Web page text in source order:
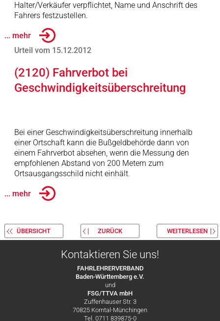
Halter/Verkäufer verpflichtet, Name und Anschrift des
Fahrers festzustellen.
... mehr
Urteil vom 15.12.2012
(2120) Fahrverbot bei
Geschwindigkeitsüberschreitung
Bei einer Geschwindigkeitsüberschreitung innerhalb
einer Ortschaft kann die Bußgeldbehörde dann von
einem Fahrverbot absehen, wenn die Messung den
empfohlenen Abstand von 200 Metern zum
Ortsausgangsschild nicht einhält.
... mehr
ÜBERSICHT ZURÜCK WEITERLESEN
Kontaktieren Sie uns!
FAHRLEHRERVERBAND
Baden-Württemberg e.V.
und
FSG/TTVA mbH
Zuffenhauser Str. 3
70825 Korntal-Münchingen
Tel. 0711 839875-0